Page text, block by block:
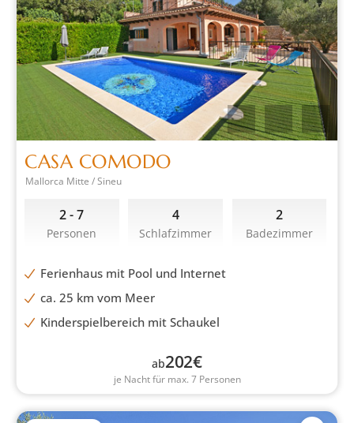
CASA COMODO
Mallorca Mitte / Sineu
2 - 7
Personen
4
Schlafzimmer
2
Badezimmer
Ferienhaus mit Pool und Internet
ca. 25 km vom Meer
Kinderspielbereich mit Schaukel
ab202€
je Nacht für max. 7 Personen